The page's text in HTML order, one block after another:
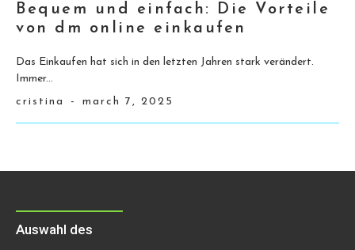
Bequem und einfach: Die Vorteile
von dm online einkaufen
Das Einkaufen hat sich in den letzten Jahren stark verändert.
Immer...
cristina
- march 7, 2025
Auswahl des